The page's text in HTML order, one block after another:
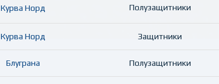
Курва Норд Полузащитники
Курва Норд Защитники
Блуграна Полузащитники